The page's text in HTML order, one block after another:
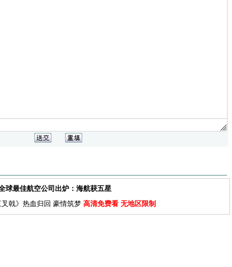
球最佳航空公司出炉：海航获五星
戟》热血归回 豪情筑梦 高清免费看 无地区限制